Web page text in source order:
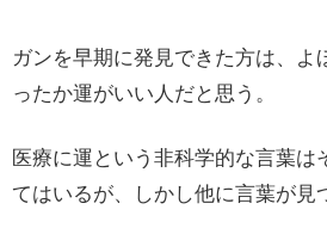
ガンを早期に発見できた方は、よ
ったか運がいい人だと思う。
医療に運という非科学的な言葉は
てはいるが、しかし他に言葉が見